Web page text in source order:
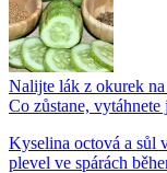
Nalijte lák z okurek
Co zůstane, vytáhnete
Kyselina octová a sůl
plevel ve spárách